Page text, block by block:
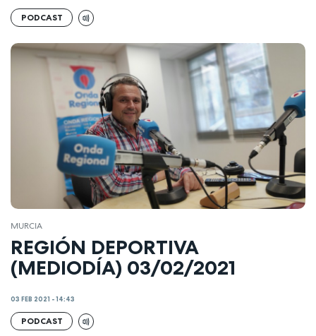
PODCAST
MURCIA
REGIÓN DEPORTIVA
(MEDIODÍA) 03/02/2021
03 FEB 2021 - 14:43
PODCAST